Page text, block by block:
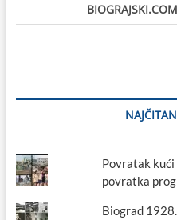
nekad“
Povratak
povratka
Biograd